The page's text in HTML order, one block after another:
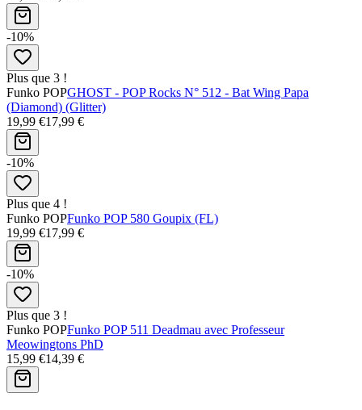
-10%
Plus que 3 !
Funko POPGHOST - POP Rocks N° 512 - Bat Wing Papa
(Diamond) (Glitter)
19,99 €17,99 €
-10%
Plus que 4 !
Funko POPFunko POP 580 Goupix (FL)
19,99 €17,99 €
-10%
Plus que 3 !
Funko POPFunko POP 511 Deadmau avec Professeur
Meowingtons PhD
15,99 €14,39 €